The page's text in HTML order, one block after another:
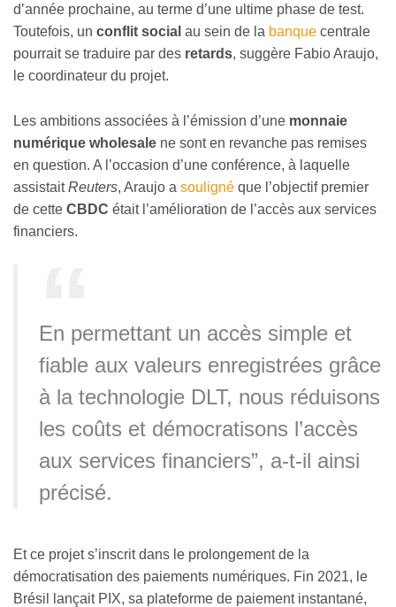
d’année prochaine, au terme d’une ultime phase de test.
Toutefois, un conflit social au sein de la banque centrale
pourrait se traduire par des retards, suggère Fabio Araujo,
le coordinateur du projet.
Les ambitions associées à l’émission d’une monnaie
numérique wholesale ne sont en revanche pas remises
en question. A l’occasion d’une conférence, à laquelle
assistaitReuters, Araujo a souligné que l’objectif premier
de cette CBDC était l’amélioration de l’accès aux services
financiers.
En permettant un accès simple et
fiable aux valeurs enregistrées grâce
à la technologie DLT, nous réduisons
les coûts et démocratisons l’accès
aux services financiers”, a-t-il ainsi
précisé.
Et ce projet s’inscrit dans le prolongement de la
démocratisation des paiements numériques. Fin 2021, le
Brésil lançait PIX, sa plateforme de paiement instantané,